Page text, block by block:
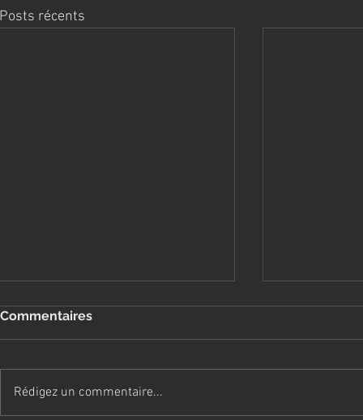
Posts récents
Commentaires
Rédigez un commentaire...